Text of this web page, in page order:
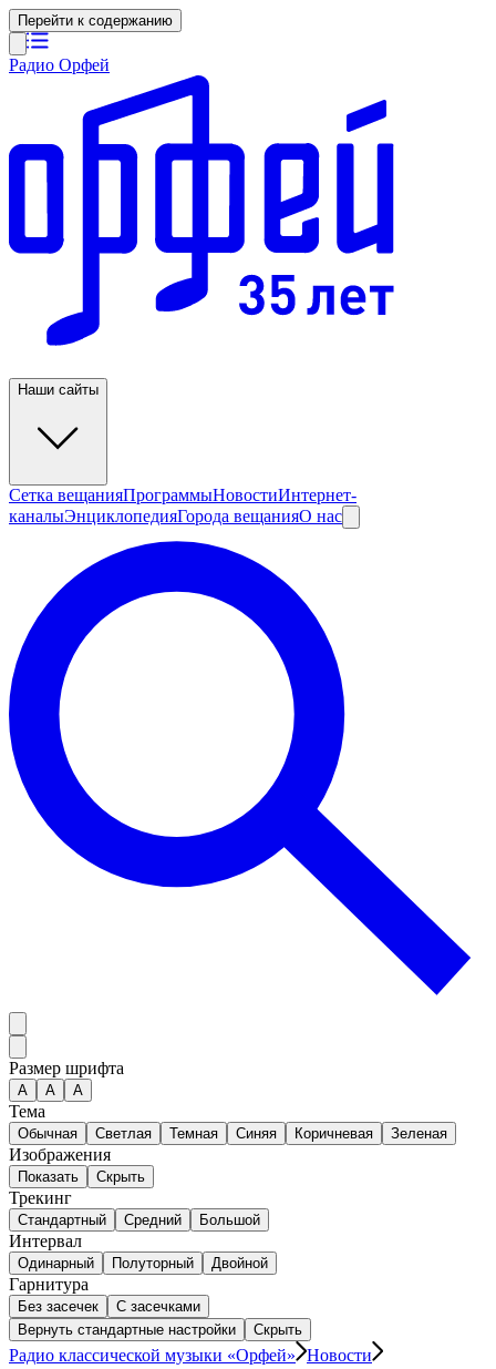
Перейти к содержанию
Радио Орфей
Наши сайты
Сетка вещанияПрограммыНовостиИнтернет-
каналыЭнциклопедияГорода вещанияО нас
Размер шрифта
А A A
Тема
Обычная Светлая Темная Синяя Коричневая Зеленая
Изображения
Показать Скрыть
Трекинг
Стандартный Средний Большой
Интервал
Одинарный Полуторный Двойной
Гарнитура
Без засечек
С засечками
Вернуть стандартные настройки
Скрыть
Радио классической музыки «Орфей» Новости